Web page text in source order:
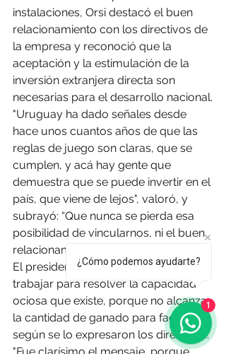
instalaciones, Orsi destacó el buen
relacionamiento con los directivos de
la empresa y reconoció que la
aceptación y la estimulación de la
inversión extranjera directa son
necesarias para el desarrollo nacional.
"Uruguay ha dado señales desde
hace unos cuantos años de que las
reglas de juego son claras, que se
cumplen, y acá hay gente que
demuestra que se puede invertir en el
país, que viene de lejos", valoró, y
subrayó: “Que nunca se pierda esa
posibilidad de vincularnos, ni el buen
relacionamiento”.
El presidente se comprometió a
trabajar para resolver la capacidad
ociosa que existe, porque no alcanza
la cantidad de ganado para faenar,
según se lo expresaron los directivos:
¿Cómo podemos ayudarte?
1